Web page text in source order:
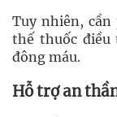
Tuy nhiên,
thế thuốc điều
đông máu.
Hỗ trợ an